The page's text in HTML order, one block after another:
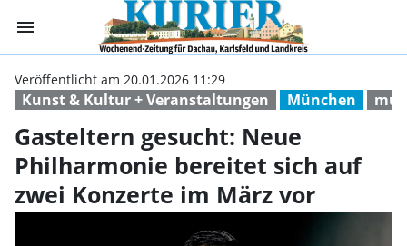
menu Gasteltern
Kunst & Kultur + Veranstaltungen München
Veröffentlicht am 20.01.2026 11:29
Gasteltern gesucht: Neue
Philharmonie bereitet sich auf
zwei Konzerte im März vor